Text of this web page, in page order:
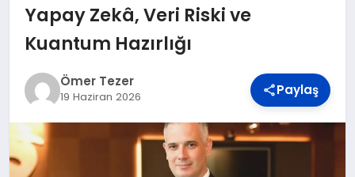
BILIM VE TEKNOLOJI
OTOMOBIL
KÜNYE
Yapay Zekâ, Veri Riski ve
Kuantum Hazırlığı
Ömer Tezer
19 Haziran 2026 Paylaş